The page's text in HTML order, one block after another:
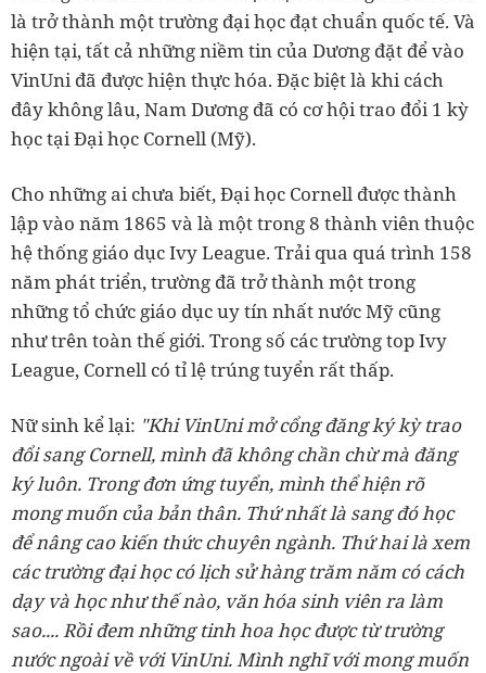
là trở thành một trường đại học đạt chuẩn quốc tế. Và
hiện tại, tất cả những niềm tin của Dương đặt để vào
VinUni đã được hiện thực hóa. Đặc biệt là khi cách
đây không lâu, Nam Dương đã có cơ hội trao đổi 1 kỳ
học tại Đại học Cornell (Mỹ).
Cho những ai chưa biết, Đại học Cornell được thành
lập vào năm 1865 và là một trong 8 thành viên thuộc
hệ thống giáo dục Ivy League. Trải qua quá trình 158
năm phát triển, trường đã trở thành một trong
những tổ chức giáo dục uy tín nhất nước Mỹ cũng
như trên toàn thế giới. Trong số các trường top Ivy
League, Cornell có tỉ lệ trúng tuyển rất thấp.
Nữ sinh kể lại: "Khi VinUni mở cổng đăng ký kỳ trao
đổi sang Cornell, mình đã không chần chừ mà đăng
ký luôn. Trong đơn ứng tuyển, mình thể hiện rõ
mong muốn của bản thân. Thứ nhất là sang đó học
để nâng cao kiến thức chuyên ngành. Thứ hai là xem
các trường đại học có lịch sử hàng trăm năm có cách
dạy và học như thế nào, văn hóa sinh viên ra làm
sao.... Rồi đem những tinh hoa học được từ trường
nước ngoài về với VinUni. Mình nghĩ với mong muốn